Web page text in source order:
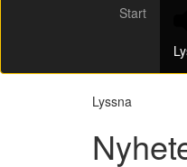
Start
Lyssna